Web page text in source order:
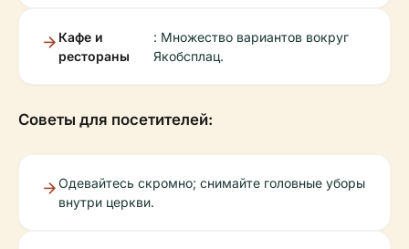
Кафе и
рестораны
: Множество вариантов вокруг
Якобсплац.
Советы для посетителей:
Одевайтесь скромно; снимайте головные уборы
внутри церкви.